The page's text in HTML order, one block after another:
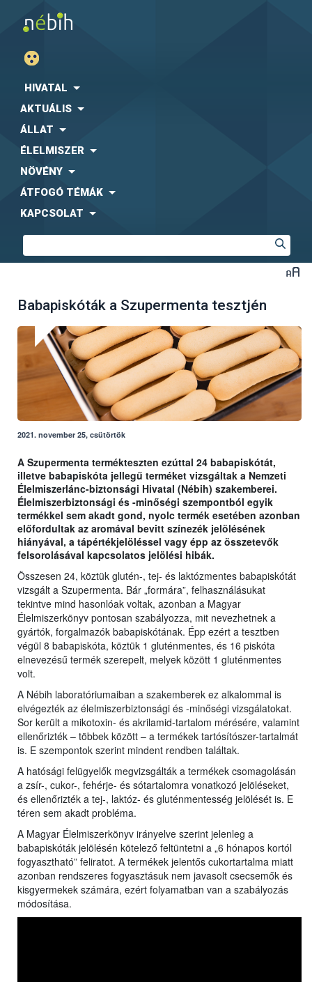
HIVATAL
AKTUÁLIS
ÁLLAT
ÉLELMISZER
NÖVÉNY
ÁTFOGÓ TÉMÁK
KAPCSOLAT
Babapiskóták a Szupermenta tesztjén
2021. november 25, csütörtök
A Szupermenta termékteszten ezúttal 24 babapiskótát,
illetve babapiskóta jellegű terméket vizsgáltak a Nemzeti
Élelmiszerlánc-biztonsági Hivatal (Nébih) szakemberei.
Élelmiszerbiztonsági és -minőségi szempontból egyik
termékkel sem akadt gond, nyolc termék esetében azonban
előfordultak az aromával bevitt színezék jelölésének
hiányával, a tápértékjelöléssel vagy épp az összetevők
felsorolásával kapcsolatos jelölési hibák.
Összesen 24, köztük glutén-, tej- és laktózmentes babapiskótát
vizsgált a Szupermenta. Bár „formára”, felhasználásukat
tekintve mind hasonlóak voltak, azonban a Magyar
Élelmiszerkönyv pontosan szabályozza, mit nevezhetnek a
gyártók, forgalmazók babapiskótának. Épp ezért a tesztben
végül 8 babapiskóta, köztük 1 gluténmentes, és 16 piskóta
elnevezésű termék szerepelt, melyek között 1 gluténmentes
volt.
A Nébih laboratóriumaiban a szakemberek ez alkalommal is
elvégezték az élelmiszerbiztonsági és -minőségi vizsgálatokat.
Sor került a mikotoxin- és akrilamid-tartalom mérésére, valamint
ellenőrizték – többek között – a termékek tartósítószer-tartalmát
is. E szempontok szerint mindent rendben találtak.
A hatósági felügyelők megvizsgálták a termékek csomagolásán
a zsír-, cukor-, fehérje- és sótartalomra vonatkozó jelöléseket,
és ellenőrizték a tej-, laktóz- és gluténmentesség jelölését is. E
téren sem akadt probléma.
A Magyar Élelmiszerkönyv irányelve szerint jelenleg a
babapiskóták jelölésén kötelező feltüntetni a „6 hónapos kortól
fogyasztható” feliratot. A termékek jelentős cukortartalma miatt
azonban rendszeres fogyasztásuk nem javasolt csecsemők és
kisgyermekek számára, ezért folyamatban van a szabályozás
módosítása.